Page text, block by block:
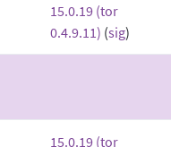
15.0.19 (tor
0.4.9.11) (sig)
15.0.19 (tor